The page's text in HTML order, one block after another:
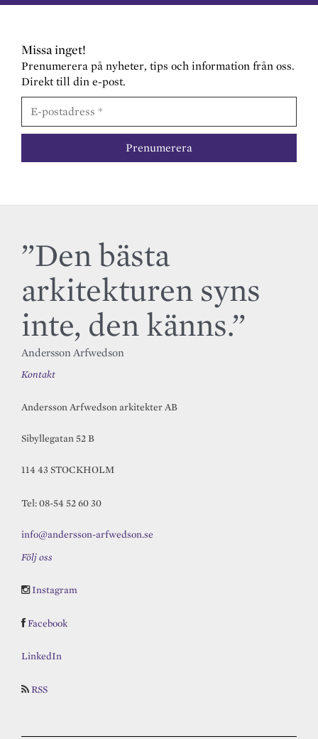
Missa inget!
Prenumerera på nyheter, tips och information från oss.
Direkt till din e-post.
”Den bästa
arkitekturen syns
inte, den känns.”
Andersson Arfwedson
Kontakt
Andersson Arfwedson arkitekter AB
Sibyllegatan 52 B
114 43 STOCKHOLM
Tel: 08-54 52 60 30
info@andersson-arfwedson.se
Följ oss
Instagram
Facebook
LinkedIn
RSS